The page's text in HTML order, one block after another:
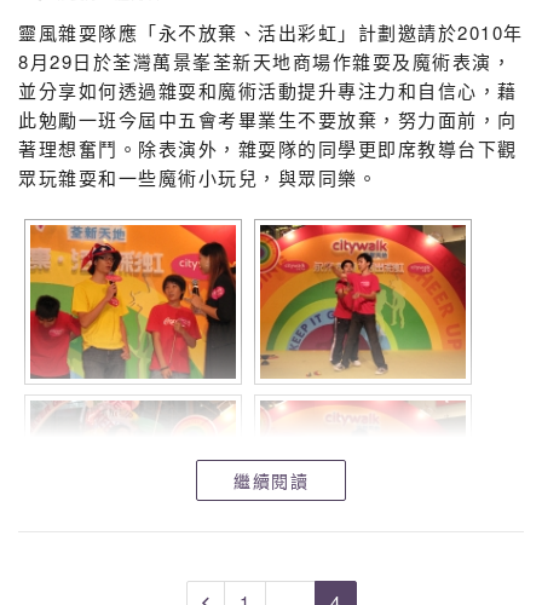
靈風雜耍隊應「永不放棄、活出彩虹」計劃邀請於2010年
8月29日於荃灣萬景峯荃新天地商場作雜耍及魔術表演，
並分享如何透過雜耍和魔術活動提升專注力和自信心，藉
此勉勵一班今屆中五會考畢業生不要放棄，努力面前，向
著理想奮鬥。除表演外，雜耍隊的同學更即席教導台下觀
眾玩雜耍和一些魔術小玩兒，與眾同樂。
繼續閱讀